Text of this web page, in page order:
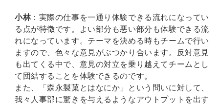
小林：実際の仕事を一通り体験できる流れになってい
る点が特徴です。よい部分も悪い部分も体験できる流
れになっています。テーマを決める時もチームで行い
ますので、色々な意見がぶつかり合います。反対意見
も出てくる中で、意見の対立を乗り越えてチームとし
て団結することを体験できるのです。
また、「森永製菓とはなにか」という問いに対して、
我々人事部に驚きを与えるようなアウトプットを出す